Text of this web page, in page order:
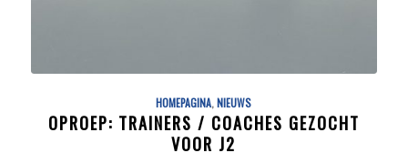
HOMEPAGINA,NIEUWS
OPROEP: TRAINERS / COACHES GEZOCHT
VOOR J2